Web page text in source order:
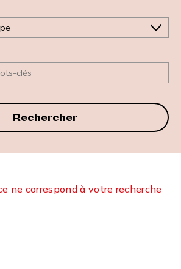
Rechercher
ne correspond à votre recherche